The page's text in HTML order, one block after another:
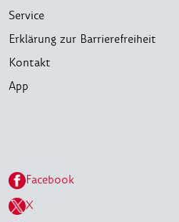
Service
Erklärung zur Barrierefreiheit
Kontakt
App
Facebook
X